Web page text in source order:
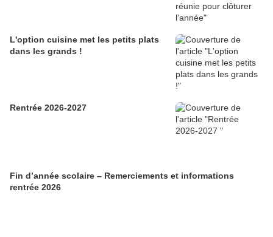
L'option cuisine met les petits plats
dans les grands !
Rentrée 2026-2027
Fin d’année scolaire – Remerciements et informations
rentrée 2026